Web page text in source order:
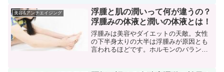
イクの上からでも使える日焼け止めに求
めるものは①メイクが崩...
美容&アンチエイジング
浮腫と肌の潤いって何が違うの？
浮腫みの体液と潤いの体液とは！
浮腫みは美容やダイエットの天敵。女性
の下半身太りの大半は浮腫みが原因とも
言われるほどです。ホルモンのバランス